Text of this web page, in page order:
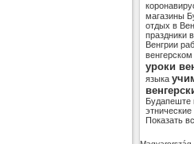
магазины
отдых в
праздники
Венгрии
венгерском
уроки
языка
Будапеште
Показать